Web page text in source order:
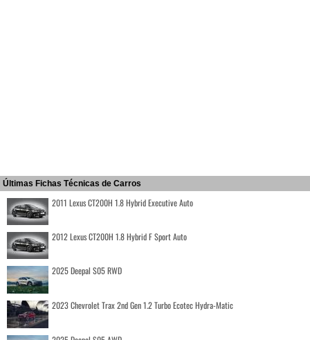
Últimas Fichas Técnicas de Carros
2011 Lexus CT200H 1.8 Hybrid Executive Auto
2012 Lexus CT200H 1.8 Hybrid F Sport Auto
2025 Deepal S05 RWD
2023 Chevrolet Trax 2nd Gen 1.2 Turbo Ecotec Hydra-Matic